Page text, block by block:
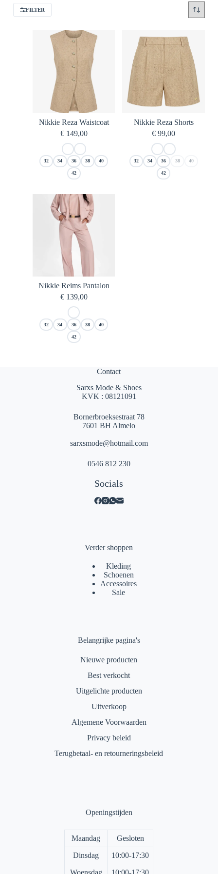
FILTER
Nikkie Reza Waistcoat
€149,00
32 34 36 38 40
42
Nikkie Reza Shorts
€ 99,00
32 34 36 38 40
42
Nikkie Reims Pantalon
€139,00
32 34 36 38 40
42
Contact
Sarxs Mode & Shoes
KVK : 08121091
Bornerbroeksestraat 78
7601 BH Almelo
sarxsmode@hotmail.com
0546 812 230
Socials
Verder shoppen
Kleding
Schoenen
Accessoires
Sale
Belangrijke pagina's
Nieuwe producten
Best verkocht
Uitgelichte producten
Uitverkoop
Algemene Voorwaarden
Privacy beleid
Terugbetaal- en retourneringsbeleid
Openingstijden
Maandag Gesloten
Dinsdag 10:00-17:30